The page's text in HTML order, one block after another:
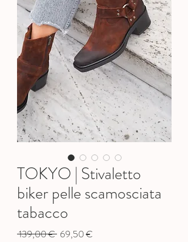
TOKYO | Stivaletto
biker pelle scamosciata
tabacco
139,00 € Prezzo
69,50 €